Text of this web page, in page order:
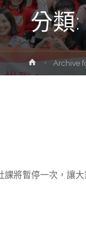
分類:
HomeArchive
將暫停一次，讓